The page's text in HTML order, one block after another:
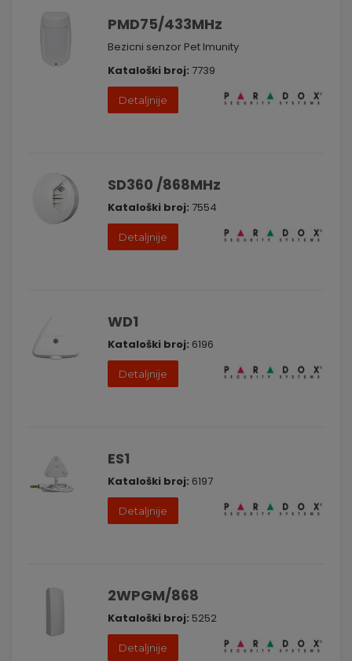
sistema, omogućavajući vam da prilagodite svoju sigurnosnu
Unapredite sigurnosni sistem bežičnim senzorima i modulima
prostora. Kontaktirajte nas danas kako biste saznali više o
našem asortimanu i kako možemo unaprediti vaš sigurnosni
sistem. Vaša bezbednost je naš prioritet.
PMD75/433MHz
Bezicni senzor Pet Imunity
Kataloški broj: 7739
Detaljnije
SD360 /868MHz
Kataloški broj: 7554
Detaljnije
WD1
Kataloški broj: 6196
Detaljnije
ES1
Kataloški broj: 6197
Detaljnije
2WPGM/868
Kataloški broj: 5252
Detaljnije